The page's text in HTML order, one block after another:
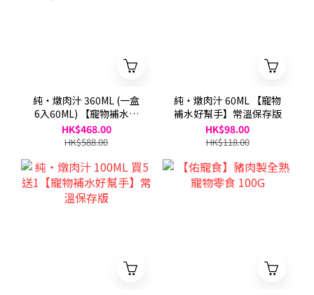
純・燉肉汁 360ML (一盒
6入60ML) 【寵物補水好
幫手】常溫保存版
HK$468.00
HK$588.00
純・燉肉汁 60ML 【寵物
補水好幫手】常溫保存版
HK$98.00
HK$118.00